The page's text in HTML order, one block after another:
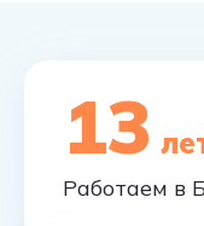
13
Работаем в